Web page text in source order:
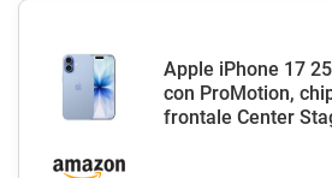
Apple iPhone 17
con ProMotion,
frontale Center